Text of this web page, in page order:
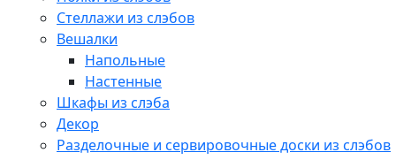
Стеллажи из слэбов
Вешалки
Напольные
Настенные
Шкафы из слэба
Декор
Разделочные и сервировочные доски из слэбов